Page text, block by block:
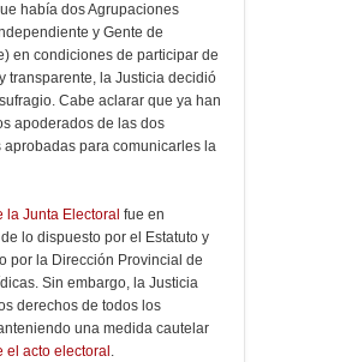
había dos Agrupaciones
y Gente de
en condiciones de participar de
transparente, la Justicia decidió
Cabe aclarar que ya han
apoderados de las dos
aprobadas para comunicarles la
la Junta Electoral fue en
lo dispuesto por el Estatuto y
por la Dirección Provincial de
Sin embargo, la Justicia
derechos de todos los
una medida cautelar
el acto electoral .